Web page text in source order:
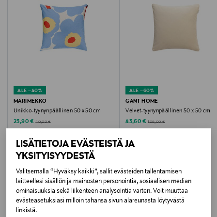
LISÄTIETOJA EVÄSTEISTÄ JA
YKSITYISYYDESTÄ
Valitsemalla “Hyväksy kaikki”, sallit evästeiden tallentamisen
laitteellesi sisällön ja mainosten personointia, sosiaalisen median
ominaisuuksia sekä liikenteen analysointia varten. Voit muuttaa
evästeasetuksiasi milloin tahansa sivun alareunasta löytyvästä
linkistä.
Hoito-ohjeet
Konepesu hoito-ohjeen mukaisesti.
Koko
50x50
Valmistusmaa
Intia
Valmistajan tuotenumero
12614112
ALE –40%
MARIMEKKO
Unikko-tyynynpäällinen 50 x 50 cm
Discounted Price
23,90 € Original Price
40,00 €
ALE –60%
GANT HOME
Velvet-tyynynpäällinen 50 x 50 cm
Discounted Price
43,60 € Original Price
109,00 €
LISÄÄ KIINNOSTAVIA
TUOTTEITA